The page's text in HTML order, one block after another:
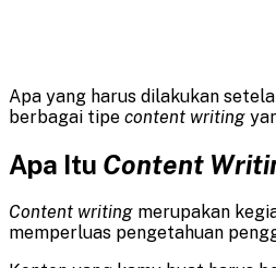
Apa yang harus dilakukan
berbagai tipe content writing
Apa Itu Content
Content writing merupakan
memperluas pengetahuan